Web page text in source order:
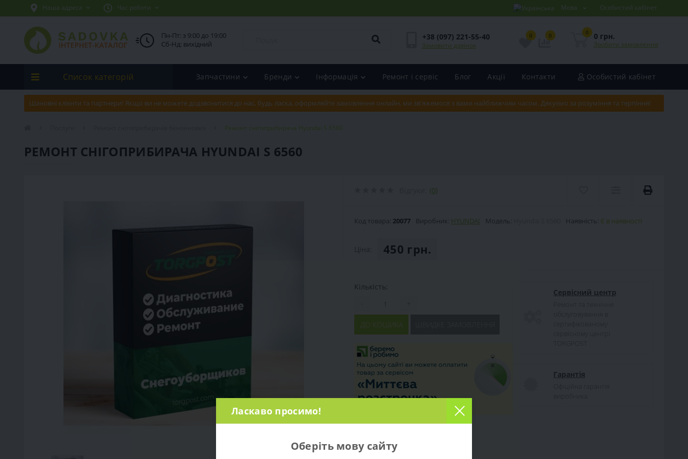
Наша адреса Час роботи Мова Особистий кабінет
Пн-Пт: з 9:00 до 19:00
Сб-Нд: вихідний
+38 (097) 221-55-40
Замовити дзвінок
0 0 0 0 грн.
Зробити замовлення
Список категорій Запчастини Бренди Інформація Ремонт і сервіс Блог Акції Контакти Особистий кабінет
Шановні клієнти та партнери! Якщо ви не можете додзвонитися до нас, будь ласка, оформляйте замовлення онлайн, ми зв'яжемося з вами найближчим часом. Дякуємо за розуміння та терпіння!
Ремонт снігоприбирача Hyundai S 6560
РЕМОНТ СНІГОПРИБИРАЧА HYUNDAI S 6560
(0)
Код товара: 20077 Виробник: HYUNDAI Модель: Наявність: Є в наявності
450 грн.
Кількість:
ДО КОШИКА
Сервісний центр
Гарантія
Ласкаво просимо!
Оберіть мову сайту